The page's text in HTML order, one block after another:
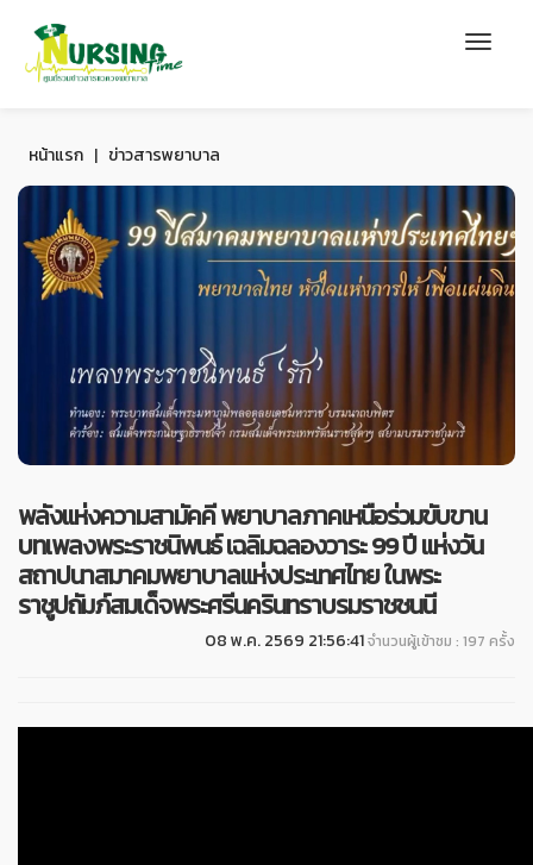
หน้าแรก | ข่าวสารพยาบาล
พลังแห่งความสามัคคี พยาบาลภาคเหนือร่วมขับขาน
บทเพลงพระราชนิพนธ์ เฉลิมฉลองวาระ 99 ปี แห่งวัน
สถาปนาสมาคมพยาบาลแห่งประเทศไทย ในพระ
ราชูปถัมภ์สมเด็จพระศรีนครินทราบรมราชชนนี
08 พ.ค. 2569 21:56:41จำนวนผู้เข้าชม : 197 ครั้ง